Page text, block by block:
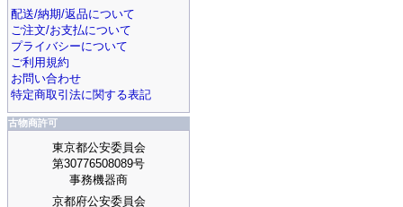
配送/納期/返品について
ご注文/お支払について
プライバシーについて
ご利用規約
お問い合わせ
特定商取引法に関する表記
古物商許可
東京都公安委員会
第30776508089号
事務機器商
京都府公安委員会